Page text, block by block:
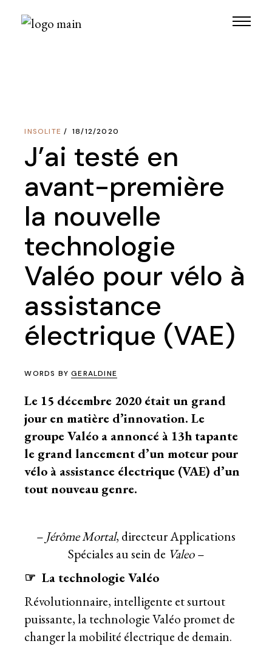
INSOLITE 18/12/2020
J’ai testé en
avant-première
la nouvelle
technologie
Valéo pour vélo à
assistance
électrique (VAE)
WORDS BYGERALDINE
Le 15 décembre 2020 était un grand
jour en matière d’innovation. Le
groupe Valéo a annoncé à 13h tapante
le grand lancement d’un moteur pour
vélo à assistance électrique (VAE) d’un
tout nouveau genre.
– Jérôme Mortal, directeur Applications
Spéciales au sein de Valeo –
☞ La technologie Valéo
Révolutionnaire, intelligente et surtout
puissante, la technologieValéo promet de
changer la mobilité électrique de demain.